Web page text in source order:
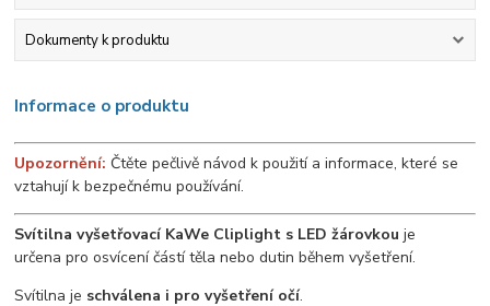
Dokumenty k produktu
Informace o produktu
Upozornění: Čtěte pečlivě návod k použití a informace, které se
vztahují k bezpečnému používání.
Svítilna vyšetřovací KaWe Cliplight s LED žárovkou je
určena pro osvícení částí těla nebo dutin během vyšetření.
Svítilna je schválena i pro vyšetření očí.